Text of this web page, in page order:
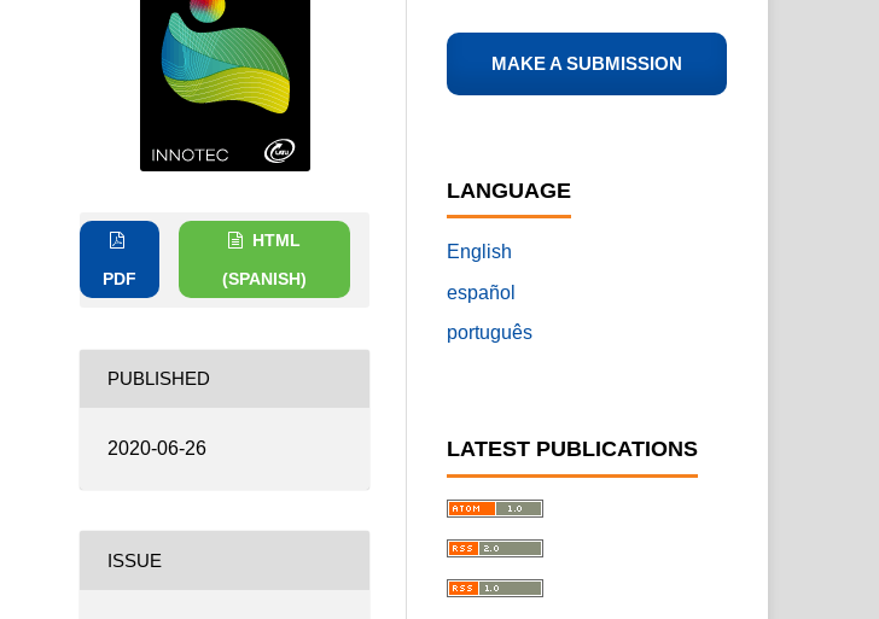
PDF
HTML
(SPANISH)
PUBLISHED
2020-06-26
ISSUE
MAKE A SUBMISSION
LANGUAGE
English
español
português
LATEST PUBLICATIONS